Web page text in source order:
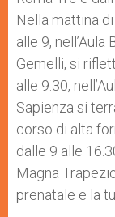
Nella mattina
alle 9,
Gemelli, si
alle 9.30,
Sapienza si
corso di alta
dalle 9 alle
Magna
prenatale e la